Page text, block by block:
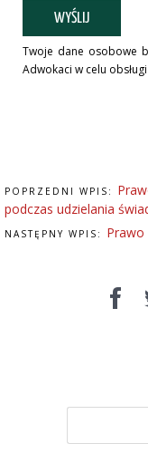
Twoje dane osobowe
Adwokaci w celu
POPRZEDNI WPIS:
podczas udzielania
NASTĘPNY WPIS: